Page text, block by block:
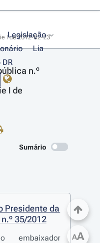
Legislação
Lia
DR
I de 2012-02-23
n.º
I de
Sumário
Presidente da
35/2012
embaixador
AA